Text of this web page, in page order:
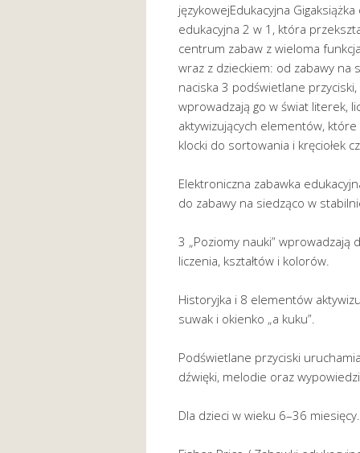
językowejEdukacyjna
edukacyjna 2 w 1, która
centrum zabaw z wieloma
wraz z dzieckiem: od zabawy na
naciska 3 podświetlane
wprowadzają go w świat literek,
aktywizujących elementów,
klocki do sortowania i kręciołek
Elektroniczna zabawka
do zabawy na siedząco w
3 „Poziomy nauki” wprowadzają
liczenia, kształtów i kolorów.
Historyjka i 8 elementów
suwak i okienko „a kuku”.
Podświetlane przyciski
dźwięki, melodie oraz
Dla dzieci w wieku 6–36 miesięcy.